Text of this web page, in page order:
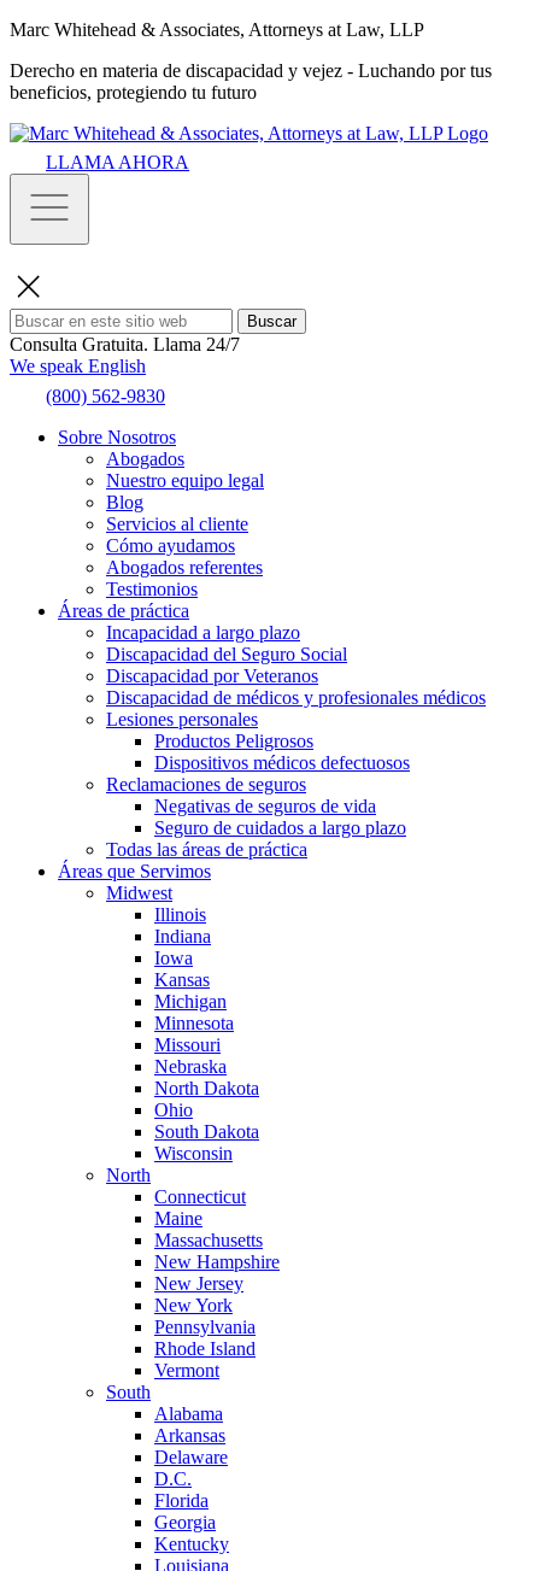
Marc Whitehead & Associates, Attorneys at Law, LLP
Derecho en materia de discapacidad y vejez - Luchando por tus
beneficios, protegiendo tu futuro
LLAMA AHORA
Buscar
Consulta Gratuita. Llama 24/7
We speak English
(800) 562-9830
Sobre Nosotros
Abogados
Nuestro equipo legal
Blog
Servicios al cliente
Cómo ayudamos
Abogados referentes
Testimonios
Áreas de práctica
Incapacidad a largo plazo
Discapacidad del Seguro Social
Discapacidad por Veteranos
Discapacidad de médicos y profesionales médicos
Lesiones personales
Productos Peligrosos
Dispositivos médicos defectuosos
Reclamaciones de seguros
Negativas de seguros de vida
Seguro de cuidados a largo plazo
Todas las áreas de práctica
Áreas que Servimos
Midwest
Illinois
Indiana
Iowa
Kansas
Michigan
Minnesota
Missouri
Nebraska
North Dakota
Ohio
South Dakota
Wisconsin
North
Connecticut
Maine
Massachusetts
New Hampshire
New Jersey
New York
Pennsylvania
Rhode Island
Vermont
South
Alabama
Arkansas
Delaware
D.C.
Florida
Georgia
Kentucky
Louisiana